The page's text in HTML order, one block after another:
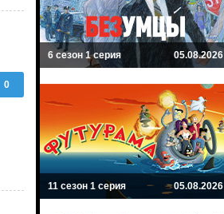
0
6 сезон 1 серия 05.08.2026
11 сезон 1 серия 05.08.2026